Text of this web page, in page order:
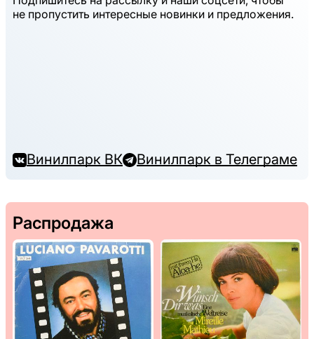
не пропустить интересные новинки и предложения.
Винилпарк ВК Винилпарк в Телеграме
Распродажа